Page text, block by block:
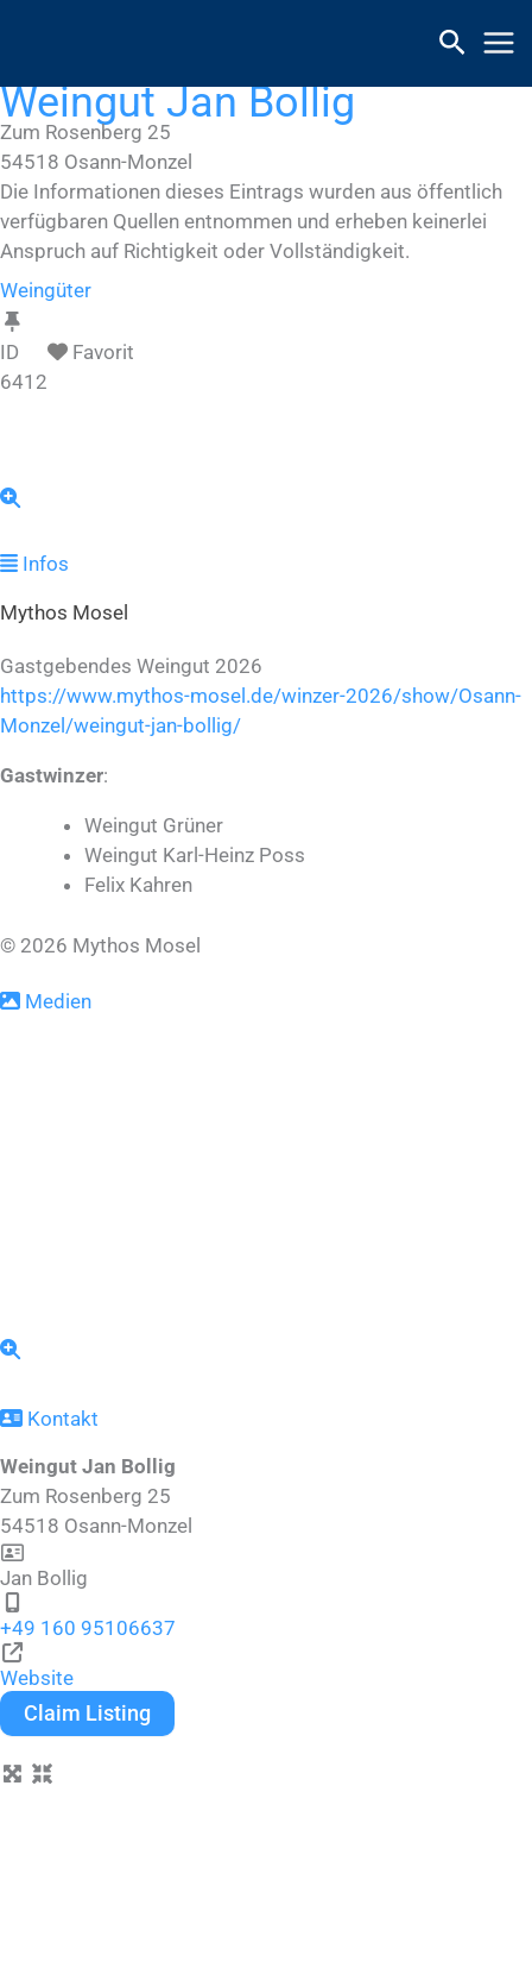
Weingut Jan Bollig
Zum Rosenberg 25
54518 Osann-Monzel
Die Informationen dieses Eintrags wurden aus öffentlich
verfügbaren Quellen entnommen und erheben keinerlei
Anspruch auf Richtigkeit oder Vollständigkeit.
Weingüter
ID
6412
Favorit
Infos
Mythos Mosel
Gastgebendes Weingut 2026
https://www.mythos-mosel.de/winzer-2026/show/Osann-
Monzel/weingut-jan-bollig/
Gastwinzer:
Weingut Grüner
Weingut Karl-Heinz Poss
Felix Kahren
© 2026 Mythos Mosel
Medien
Kontakt
Weingut Jan Bollig
Zum Rosenberg 25
54518 Osann-Monzel
Jan Bollig
+49 160 95106637
Website
Claim Listing